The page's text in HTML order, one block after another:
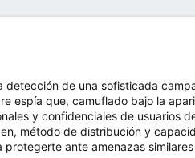
de una sofisticada
espía que, camuflado bajo la
y confidenciales de usuarios
método de distribución y
ante amenazas